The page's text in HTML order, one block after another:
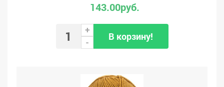
143.00руб.
+
-
В корзину!